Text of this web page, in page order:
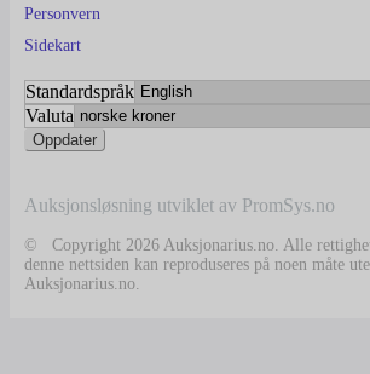
Personvern
Sidekart
Standardspråk
Valuta
Auksjonsløsning utviklet av PromSys.no
© Copyright 2026 Auksjonarius.no. Alle
denne nettsiden kan reproduseres på noen måte
Auksjonarius.no.